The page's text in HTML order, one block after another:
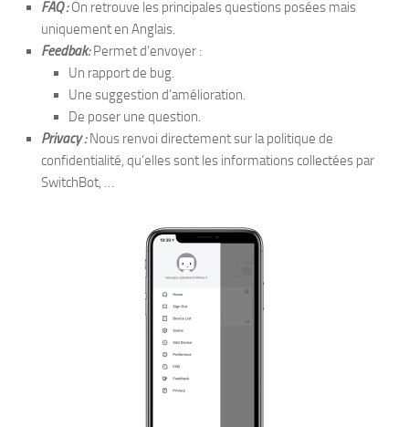
FAQ :On retrouve les principales questions posées mais
uniquement en Anglais.
Feedbak:Permet d’envoyer :
Un rapport de bug.
Une suggestion d’amélioration.
De poser une question.
Privacy :Nous renvoi directement sur la politique de
confidentialité, qu’elles sont les informations collectées par
SwitchBot, …